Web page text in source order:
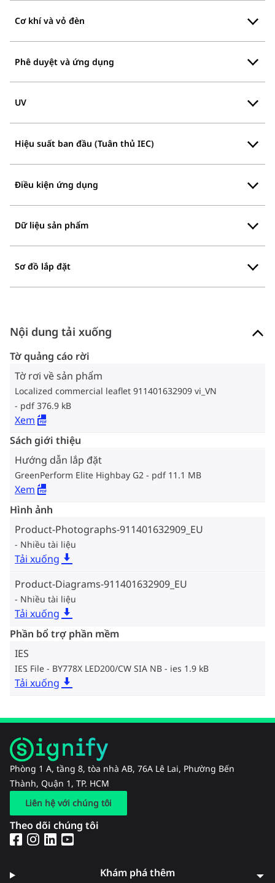
Cơ khí và vỏ đèn
Phê duyệt và ứng dụng
UV
Hiệu suất ban đầu (Tuân thủ IEC)
Điều kiện ứng dụng
Dữ liệu sản phẩm
Sơ đồ lắp đặt
Nội dung tải xuống
Tờ quảng cáo rời
Tờ rơi về sản phẩm
Localized commercial leaflet 911401632909 vi_VN
pdf 376.9 kB
Xem
Sách giới thiệu
Hướng dẫn lắp đặt
GreenPerform Elite Highbay G2 pdf 11.1 MB
Xem
Hình ảnh
Product-Photographs-911401632909_EU
Nhiều tài liệu
Tải xuống
Product-Diagrams-911401632909_EU
Nhiều tài liệu
Tải xuống
Phần bổ trợ phần mềm
IES
IES File - BY778X LED200/CW SIA NB ies 1.9 kB
Tải xuống
Phòng 1 A, tầng 8, tòa nhà AB, 76A Lê Lai, Phường Bến
Thành, Quận 1, TP. HCM
Liên hệ với chúng tôi
Theo dõi chúng tôi
Khám phá thêm